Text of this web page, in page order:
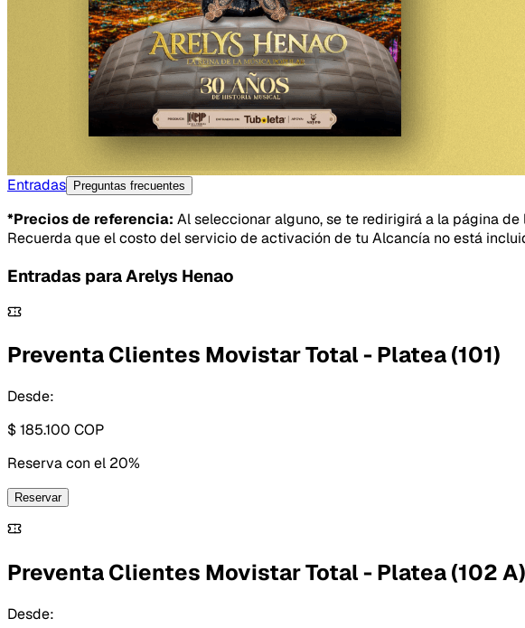
Entradas Preguntas frecuentes
*Precios de referencia: Al seleccionar alguno, se te redirigirá a la página
Recuerda que el costo del servicio de activación de tu Alcancía no está
Entradas paraArelys Henao
Preventa Clientes Movistar Total - Platea (101)
Desde:
$ 185.100 COP
Reserva con el 20%
Reservar
Preventa Clientes Movistar Total - Platea (102 A)
Desde: